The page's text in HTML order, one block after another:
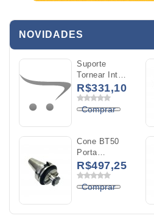
NOVIDADES
Suporte
Tornear Int
A16R
MWLNL 06
C/Refrigeracao
R$331,10
Comprar
Cone BT50
Porta
Cabeçote
32MM
L50MM
R$497,25
Comprar